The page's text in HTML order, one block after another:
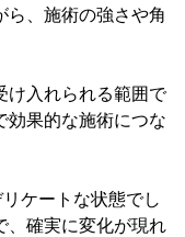
ら、施術の強さや角
け入れられる範囲で
効果的な施術につな
ケートな状態でし
、確実に変化が現れ